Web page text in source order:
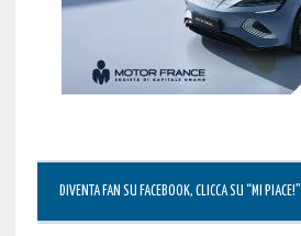
DIVENTA FAN SU FACEBOOK, CLICCA SU “MI PIACE!”